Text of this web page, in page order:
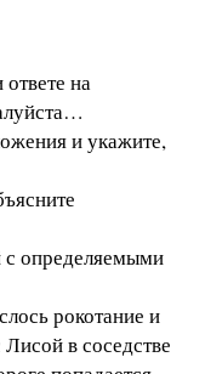
на
и укажите,
определяемыми
рокотание и
в соседстве